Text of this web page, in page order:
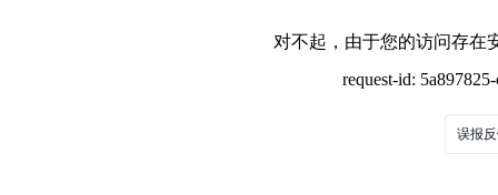
对不起，由于您的访问存在
request-id:
误报